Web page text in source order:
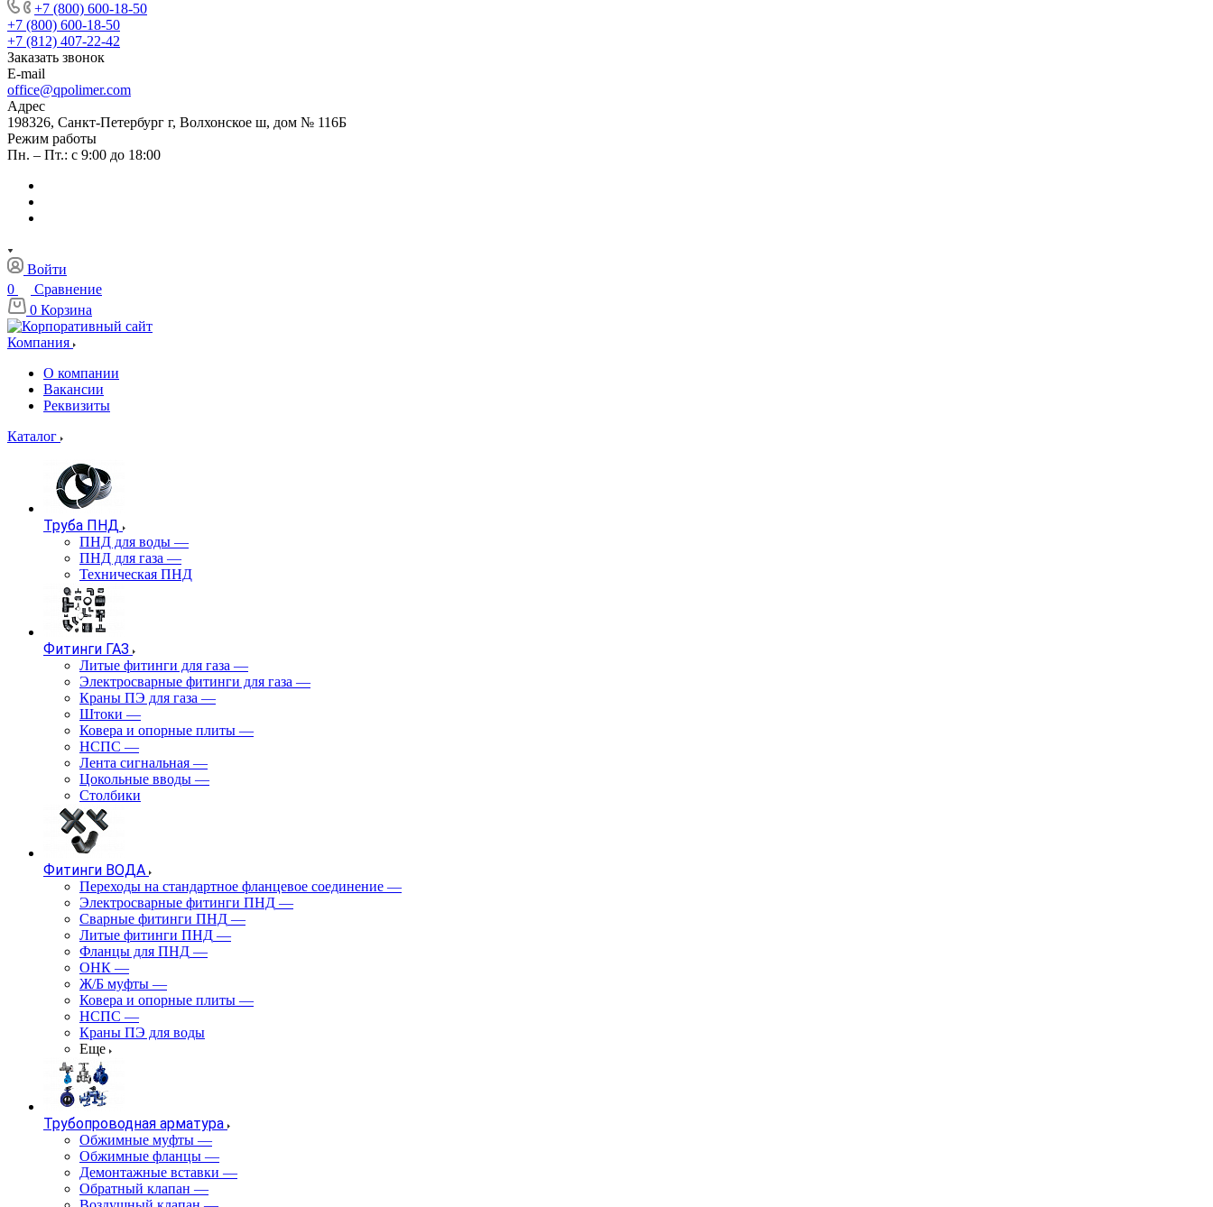
+7 (800) 600-18-50
+7 (800) 600-18-50
+7 (812) 407-22-42
Заказать звонок
E-mail
office@qpolimer.com
Адрес
198326, Санкт-Петербург г, Волхонское ш, дом № 116Б
Режим работы
Пн. – Пт.: с 9:00 до 18:00
Войти
0
Сравнение
0 Корзина
Компания
О компании
Вакансии
Реквизиты
Каталог
Труба ПНД
ПНД для воды —
ПНД для газа —
Техническая ПНД
Фитинги ГАЗ
Литые фитинги для газа —
Электросварные фитинги для газа —
Краны ПЭ для газа —
Штоки —
Ковера и опорные плиты —
НСПС —
Лента сигнальная —
Цокольные вводы —
Столбики
Фитинги ВОДА
Переходы на стандартное фланцевое соединение —
Электросварные фитинги ПНД —
Сварные фитинги ПНД —
Литые фитинги ПНД —
Фланцы для ПНД —
ОНК —
Ж/Б муфты —
Ковера и опорные плиты —
НСПС —
Краны ПЭ для воды
Еще
Трубопроводная арматура
Обжимные муфты —
Обжимные фланцы —
Демонтажные вставки —
Обратный клапан —